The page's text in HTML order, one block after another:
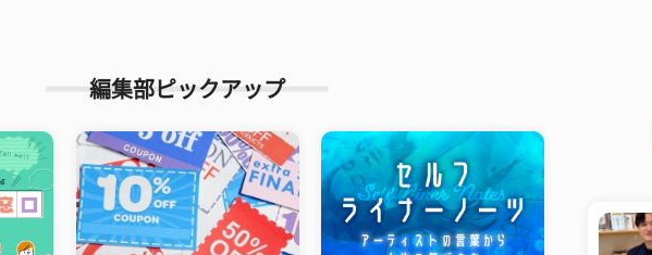
編集部ピックアップ